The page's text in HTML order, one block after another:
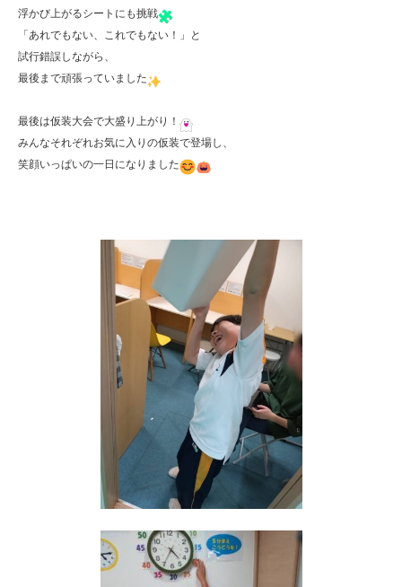
浮かび上がるシートにも挑戦
「あれでもない、これでもない！」と
試行錯誤しながら、
最後まで頑張っていました
最後は仮装大会で大盛り上がり！
みんなそれぞれお気に入りの仮装で登場し、
笑顔いっぱいの一日になりました